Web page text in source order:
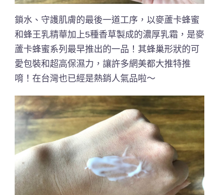
鎖水、守護肌膚的最後一道工序，以麥蘆卡蜂蜜
和蜂王乳精華加上5種香草製成的濃厚乳霜，是麥
蘆卡蜂蜜系列最早推出的一品！其蜂巢形狀的可
愛包裝和超高保濕力，讓許多網美都大推特推
唷！在台灣也已經是熱銷人氣品啦～